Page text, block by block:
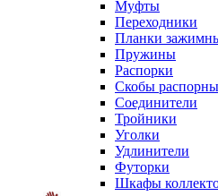
Муфты
Переходники
Планки
Пружины
Распорки
Скобы
Соединители
Тройники
Уголки
Удлинители
Футорки
Шкафы